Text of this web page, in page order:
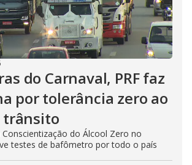
do Carnaval, PRF faz
por tolerância zero ao
trânsito
do Álcool Zero no
testes de bafômetro por todo o país